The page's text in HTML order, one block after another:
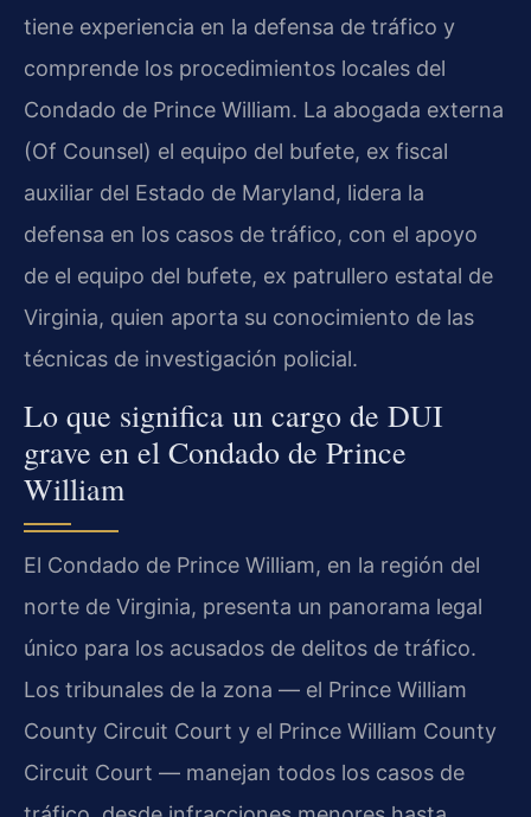
tiene experiencia en la defensa de tráfico y
comprende los procedimientos locales del
Condado de Prince William. La abogada externa
(Of Counsel) el equipo del bufete, ex fiscal
auxiliar del Estado de Maryland, lidera la
defensa en los casos de tráfico, con el apoyo
de el equipo del bufete, ex patrullero estatal de
Virginia, quien aporta su conocimiento de las
técnicas de investigación policial.
Lo que significa un cargo de DUI
grave en el Condado de Prince
William
El Condado de Prince William, en la región del
norte de Virginia, presenta un panorama legal
único para los acusados de delitos de tráfico.
Los tribunales de la zona — el Prince William
County Circuit Court y el Prince William County
Circuit Court — manejan todos los casos de